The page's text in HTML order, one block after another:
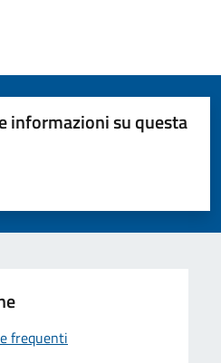
informazioni su questa
su 5
5
frequenti